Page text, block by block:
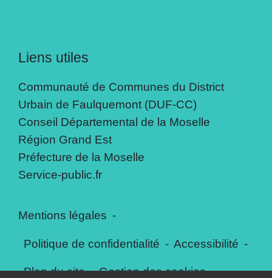
Liens utiles
Communauté de Communes du District
Urbain de Faulquemont (DUF-CC)
Conseil Départemental de la Moselle
Région Grand Est
Préfecture de la Moselle
Service-public.fr
Mentions légales -
Politique de confidentialité - Accessibilité -
Plan du site - Gestion des cookies